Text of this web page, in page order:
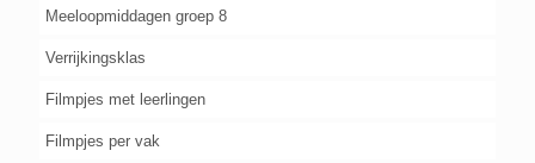
Meeloopmiddagen groep 8
Verrijkingsklas
Filmpjes met leerlingen
Filmpjes per vak